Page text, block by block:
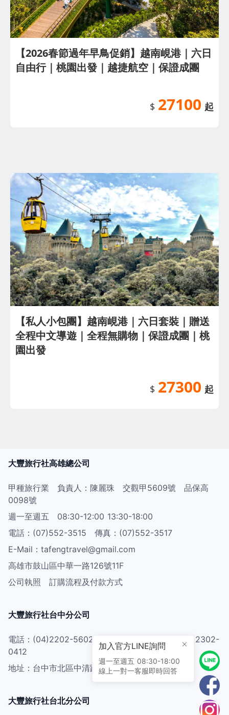
【2026春節過年早鳥促銷】越南峴港｜六日
自由行｜桃園出發｜越捷航空｜保證成團
$ 27100 起
【私人小包團】越南峴港｜六日套裝｜贈送
全程中文導遊｜全程無購物｜保證成團｜桃
園出發
$ 27300 起
大豐旅行社高雄總公司
甲種旅行業 負責人：陳麗珠 交觀甲5609號 品保高
0098號
週一至週五 08:30-12:00 13:30-18:00
電話：(07)552-3515 傳真：(07)552-3517
E-Mail：tafengtravel@gmail.com
高雄市鼓山區中華一路126號11F
公司執照
訂購流程及付款方式
大豐旅行社台中分公司
電話：(04)2202-5602 2202-5603 傳真：(04)2302-
0412
地址：台中市北區中清路一段89號3樓321室
大豐旅行社台北分公司
加入官方LINE詢問
週一至週五 08:30-18:00
線上一對一客服即時回答